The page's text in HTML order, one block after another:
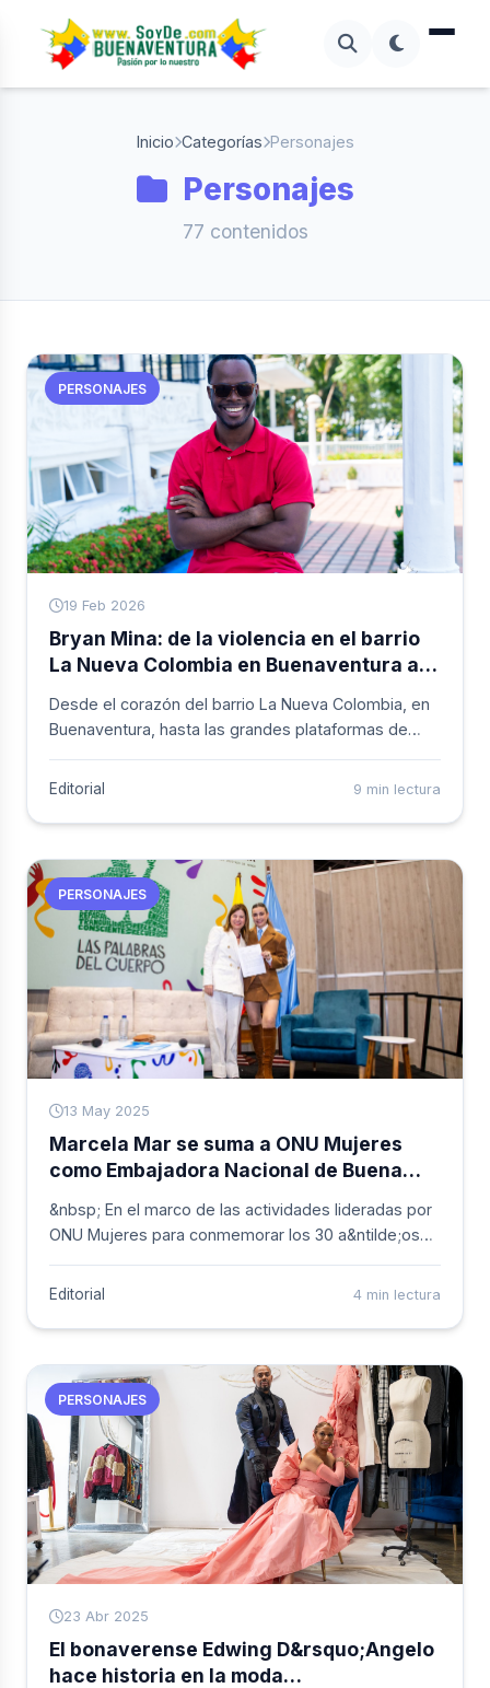
Inicio Categorías Personajes
Personajes
77 contenidos
PERSONAJES
19 Feb 2026
Bryan Mina: de la violencia en el barrio
La Nueva Colombia en Buenaventura a
internacional
Desde el corazón del barrio La Nueva Colombia, en
Buenaventura, hasta las grandes plataformas de
de que los sue&ntilde;os, cuando se trabajan con
Editorial 9 min lectura
PERSONAJES
13 May 2025
Marcela Mar se suma a ONU Mujeres
como Embajadora Nacional de Buena
&nbsp; En el marco de las actividades lideradas por
ONU Mujeres para conmemorar los 30 a&ntilde;os
completo y visionario para alcanzar la igualdad de
de la actriz y productora colombiana Marcela Mar
como su primera Embajadora Nacional de Buena
Voluntad. El anuncio fue hecho por la representante
país de ONU Mujeres en Colombia, Bibiana Aido
Almagro, durante el espacio que tuvo lugar en la
Feria Internacional del Libro de Bogotá.
Editorial 4 min lectura
PERSONAJES
23 Abr 2025
El bonaverense Edwing D&rsquo;Angelo
hace historia en la moda